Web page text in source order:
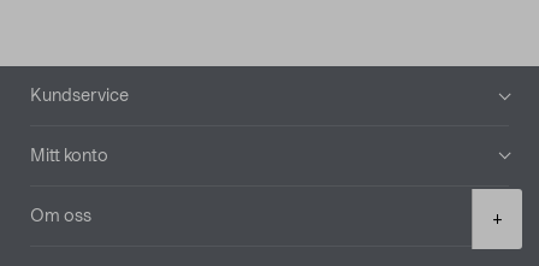
+
Sidfot
Kundservice
Mitt konto
Om oss